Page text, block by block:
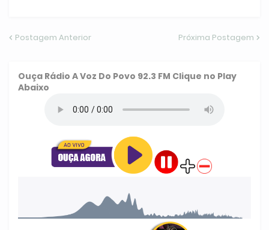
Postagem Anterior Próxima Postagem
Ouça Rádio A Voz Do Povo 92.3 FM Clique no Play
Abaixo